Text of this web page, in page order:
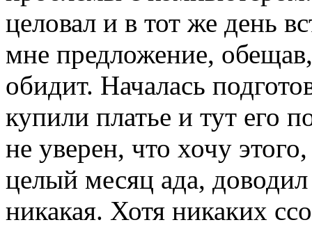
целовал и в тот же день
мне предложение,
обидит. Началась
купили платье и тут его
не уверен, что хочу
целый месяц ада,
никакая. Хотя никаких